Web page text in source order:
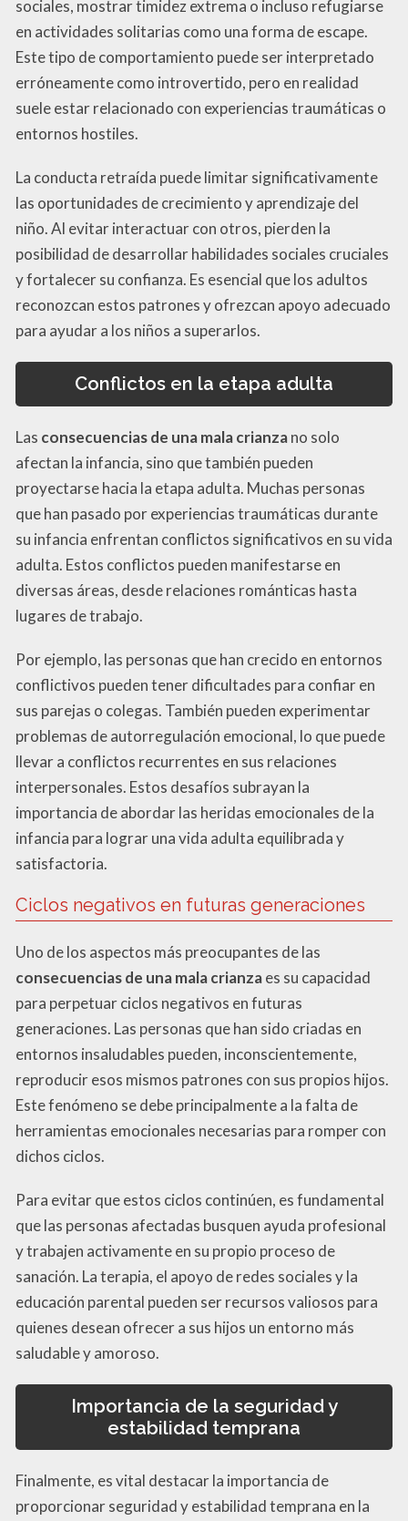
sociales, mostrar timidez extrema o incluso refugiarse
en actividades solitarias como una forma de escape.
Este tipo de comportamiento puede ser interpretado
erróneamente como introvertido, pero en realidad
suele estar relacionado con experiencias traumáticas o
entornos hostiles.
La conducta retraída puede limitar significativamente
las oportunidades de crecimiento y aprendizaje del
niño. Al evitar interactuar con otros, pierden la
posibilidad de desarrollar habilidades sociales cruciales
y fortalecer su confianza. Es esencial que los adultos
reconozcan estos patrones y ofrezcan apoyo adecuado
para ayudar a los niños a superarlos.
Conflictos en la etapa adulta
Las consecuencias de una mala crianzano solo
afectan la infancia, sino que también pueden
proyectarse hacia la etapa adulta. Muchas personas
que han pasado por experiencias traumáticas durante
su infancia enfrentan conflictos significativos en su vida
adulta. Estos conflictos pueden manifestarse en
diversas áreas, desde relaciones románticas hasta
lugares de trabajo.
Por ejemplo, las personas que han crecido en entornos
conflictivos pueden tener dificultades para confiar en
sus parejas o colegas. También pueden experimentar
problemas de autorregulación emocional, lo que puede
llevar a conflictos recurrentes en sus relaciones
interpersonales. Estos desafíos subrayan la
importancia de abordar las heridas emocionales de la
infancia para lograr una vida adulta equilibrada y
satisfactoria.
Ciclos negativos en futuras generaciones
Uno de los aspectos más preocupantes de las
consecuencias de una mala crianzaes su capacidad
para perpetuar ciclos negativos en futuras
generaciones. Las personas que han sido criadas en
entornos insaludables pueden, inconscientemente,
reproducir esos mismos patrones con sus propios hijos.
Este fenómeno se debe principalmente a la falta de
herramientas emocionales necesarias para romper con
dichos ciclos.
Para evitar que estos ciclos continúen, es fundamental
que las personas afectadas busquen ayuda profesional
y trabajen activamente en su propio proceso de
sanación. La terapia, el apoyo de redes sociales y la
educación parental pueden ser recursos valiosos para
quienes desean ofrecer a sus hijos un entorno más
saludable y amoroso.
Importancia de la seguridad y
estabilidad temprana
Finalmente, es vital destacar la importancia de
proporcionar seguridad y estabilidad temprana en la